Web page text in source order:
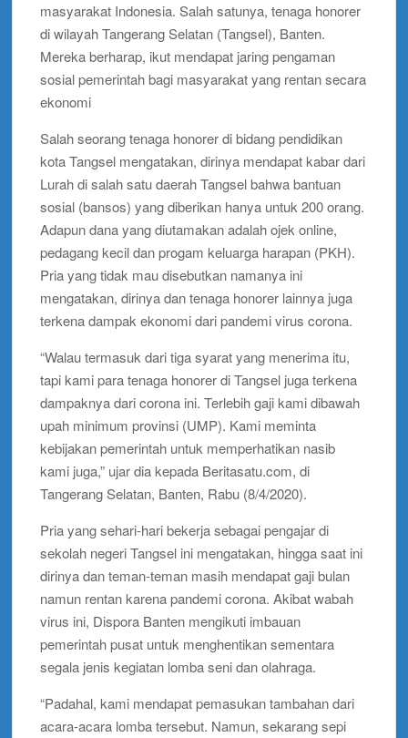
masyarakat Indonesia. Salah satunya, tenaga honorer
di wilayah Tangerang Selatan (Tangsel), Banten.
Mereka berharap, ikut mendapat jaring pengaman
sosial pemerintah bagi masyarakat yang rentan secara
ekonomi
Salah seorang tenaga honorer di bidang pendidikan
kota Tangsel mengatakan, dirinya mendapat kabar dari
Lurah di salah satu daerah Tangsel bahwa bantuan
sosial (bansos) yang diberikan hanya untuk 200 orang.
Adapun dana yang diutamakan adalah ojek online,
pedagang kecil dan progam keluarga harapan (PKH).
Pria yang tidak mau disebutkan namanya ini
mengatakan, dirinya dan tenaga honorer lainnya juga
terkena dampak ekonomi dari pandemi virus corona.
“Walau termasuk dari tiga syarat yang menerima itu,
tapi kami para tenaga honorer di Tangsel juga terkena
dampaknya dari corona ini. Terlebih gaji kami dibawah
upah minimum provinsi (UMP). Kami meminta
kebijakan pemerintah untuk memperhatikan nasib
kami juga,” ujar dia kepada Beritasatu.com, di
Tangerang Selatan, Banten, Rabu (8/4/2020).
Pria yang sehari-hari bekerja sebagai pengajar di
sekolah negeri Tangsel ini mengatakan, hingga saat ini
dirinya dan teman-teman masih mendapat gaji bulan
namun rentan karena pandemi corona. Akibat wabah
virus ini, Dispora Banten mengikuti imbauan
pemerintah pusat untuk menghentikan sementara
segala jenis kegiatan lomba seni dan olahraga.
“Padahal, kami mendapat pemasukan tambahan dari
acara-acara lomba tersebut. Namun, sekarang sepi